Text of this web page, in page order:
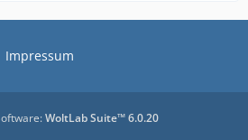
Impressum
WoltLab Suite™ 6.0.20